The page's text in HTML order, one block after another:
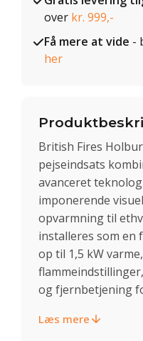
over kr. 999,-
Få mere at vide -
her
British Fires
pejseindsats
avanceret
imponerende
opvarmning til
installeres som en
op til 1,5 kW
og fjernbetjening
Læs mere